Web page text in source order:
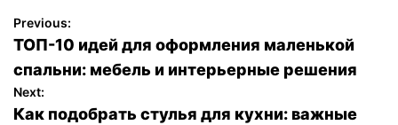
Н
а
в
Previous:
ТОП-10 идей для оформления маленькой
спальни: мебель и интерьерные решения
Next:
Как подобрать стулья для кухни: важные